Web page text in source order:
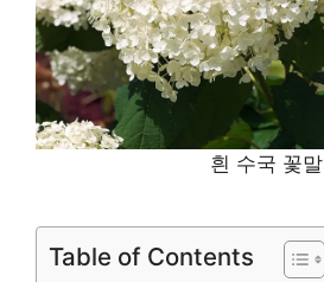
흰 수국 꽃말
Table of Contents